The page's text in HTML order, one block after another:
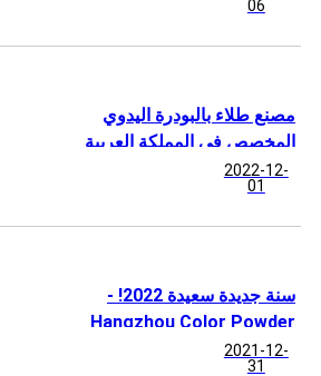
06
مصنع طلاء بالبودرة اليدوي
المخصص في المملكة العربية
السعودية
2022-12-
01
سنة جديدة سعيدة 2022! -
Hangzhou Color Powder
Coating Equipment Co., Ltd
2021-12-
31